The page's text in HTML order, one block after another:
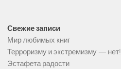
Свежие записи
Мир любимых книг
Терроризму и экстремизму — нет!
Эстафета радости